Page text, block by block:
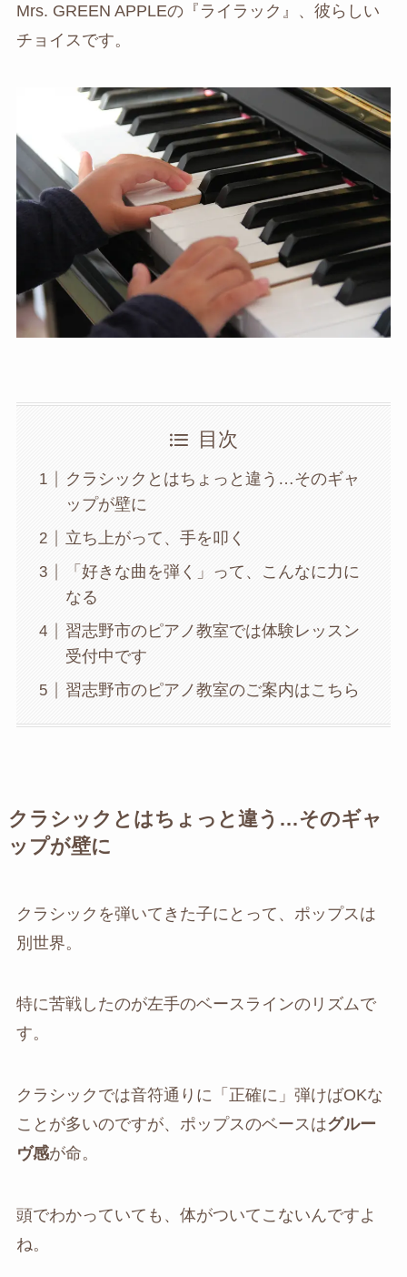
Mrs. GREEN APPLEの『ライラック』、彼らしい
チョイスです。
目次
クラシックとはちょっと違う…そのギャ
ップが壁に
立ち上がって、手を叩く
「好きな曲を弾く」って、こんなに力に
なる
習志野市のピアノ教室では体験レッスン
受付中です
習志野市のピアノ教室のご案内はこちら
クラシックとはちょっと違う…そのギャ
ップが壁に
クラシックを弾いてきた子にとって、ポップスは
別世界。
特に苦戦したのが左手のベースラインのリズムで
す。
クラシックでは音符通りに「正確に」弾けばOKな
ことが多いのですが、ポップスのベースはグルー
ヴ感が命。
頭でわかっていても、体がついてこないんですよ
ね。